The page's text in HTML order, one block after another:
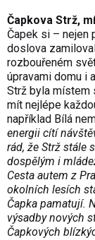
Čapkova Strž,
Čapek si – nejen
doslova
rozbouřeném
úpravami domu i
Strž byla místem
mít nejlépe
například Bílá
energii cítí
rád, že Strž stále
dospělým i
Cesta autem z
okolních lesích
Čapka pamatují.
výsadby nových
Čapkových